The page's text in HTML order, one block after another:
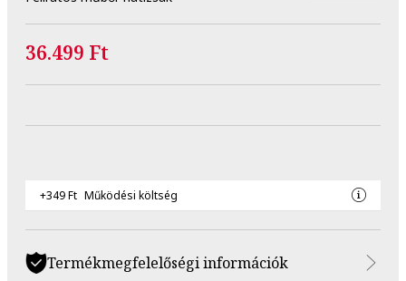
36.499 Ft
+349 Ft Működési költség
Termékmegfelelőségi információk